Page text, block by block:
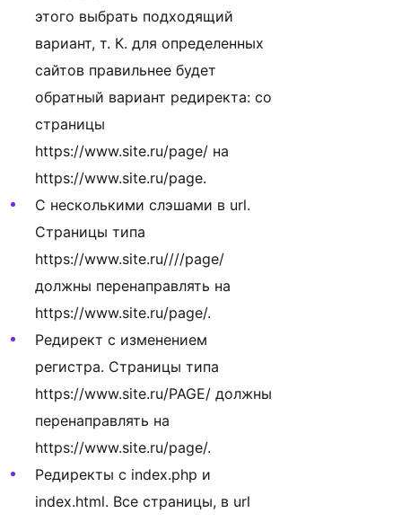
этого выбрать подходящий
вариант, т. К. для определенных
сайтов правильнее будет
обратный вариант редиректа: со
страницы
https://www.site.ru/page/ на
https://www.site.ru/page.
С несколькими слэшами в url.
Страницы типа
https://www.site.ru////page/
должны перенаправлять на
https://www.site.ru/page/.
Редирект с изменением
регистра. Страницы типа
https://www.site.ru/PAGE/ должны
перенаправлять на
https://www.site.ru/page/.
Редиректы с index.php и
index.html. Все страницы, в url